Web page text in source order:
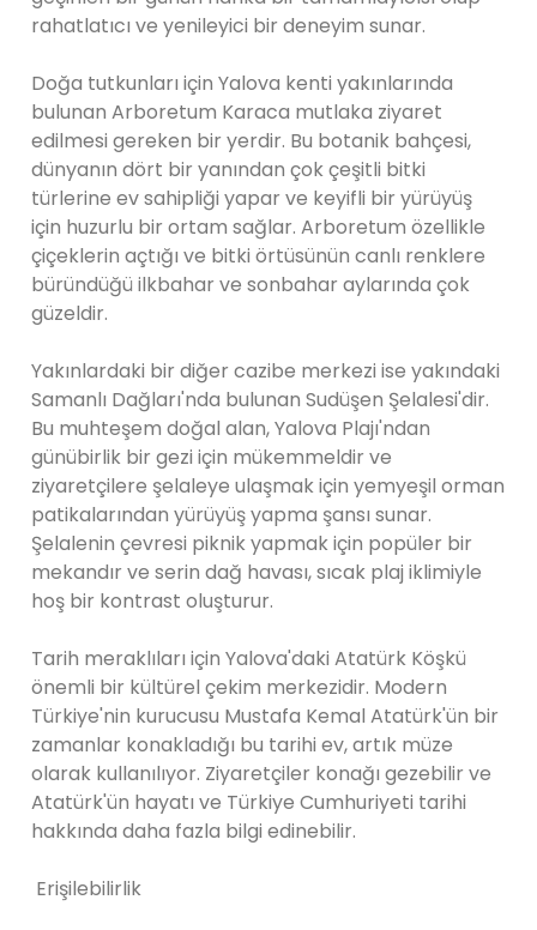
rahatlatıcı ve yenileyici bir deneyim sunar.
Doğa tutkunları için Yalova kenti yakınlarında
bulunan Arboretum Karaca mutlaka ziyaret
edilmesi gereken bir yerdir. Bu botanik bahçesi,
dünyanın dört bir yanından çok çeşitli bitki
türlerine ev sahipliği yapar ve keyifli bir yürüyüş
için huzurlu bir ortam sağlar. Arboretum özellikle
çiçeklerin açtığı ve bitki örtüsünün canlı renklere
büründüğü ilkbahar ve sonbahar aylarında çok
güzeldir.
Yakınlardaki bir diğer cazibe merkezi ise yakındaki
Samanlı Dağları'nda bulunan Sudüşen Şelalesi'dir.
Bu muhteşem doğal alan, Yalova Plajı'ndan
günübirlik bir gezi için mükemmeldir ve
ziyaretçilere şelaleye ulaşmak için yemyeşil orman
patikalarından yürüyüş yapma şansı sunar.
Şelalenin çevresi piknik yapmak için popüler bir
mekandır ve serin dağ havası, sıcak plaj iklimiyle
hoş bir kontrast oluşturur.
Tarih meraklıları için Yalova'daki Atatürk Köşkü
önemli bir kültürel çekim merkezidir. Modern
Türkiye'nin kurucusu Mustafa Kemal Atatürk'ün bir
zamanlar konakladığı bu tarihi ev, artık müze
olarak kullanılıyor. Ziyaretçiler konağı gezebilir ve
Atatürk'ün hayatı ve Türkiye Cumhuriyeti tarihi
hakkında daha fazla bilgi edinebilir.
Erişilebilirlik